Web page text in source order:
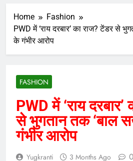
Home
Fashion
PWD में ‘राय दरबार’ का राज? टेंडर से
के गंभीर आरोप
FASHION
PWD में ‘राय
से भुगतान तक ‘बाल
गंभीर आरोप
Yugkranti 3 Months Ago 0